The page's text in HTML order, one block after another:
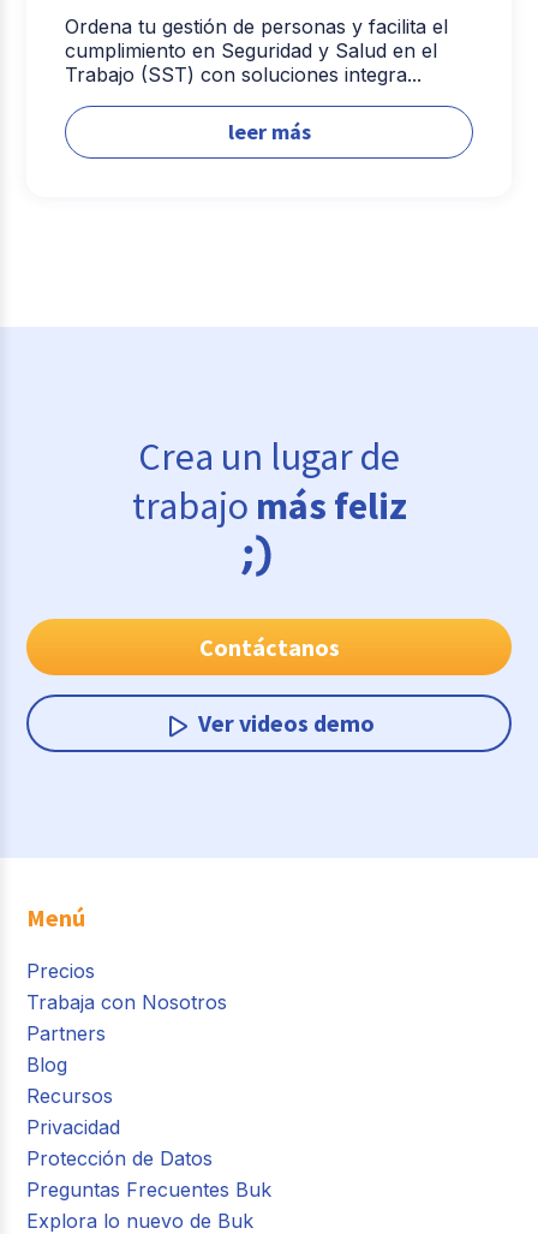
Ordena tu gestión de personas y facilita el
cumplimiento en Seguridad y Salud en el
Trabajo (SST) con soluciones integra...
leer más
Crea un lugar de
trabajo más feliz
Contáctanos
Ver videos demo
Menú
Precios
Trabaja con Nosotros
Partners
Blog
Recursos
Privacidad
Protección de Datos
Preguntas Frecuentes Buk
Explora lo nuevo de Buk